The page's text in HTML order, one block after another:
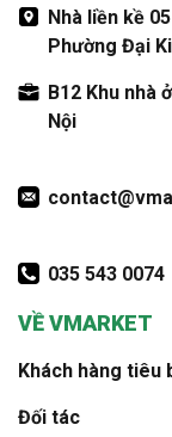
Nhà liền kề
Phường Đại
B12 Khu nhà
Nội
035 543 0074
VỀ VMARKET
Khách hàng tiêu
Đối tác